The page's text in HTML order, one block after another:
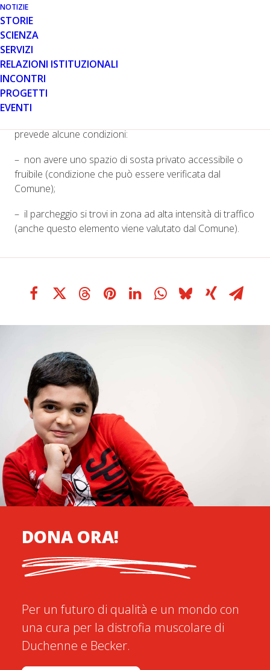
NOTIZIE
STORIE
SCIENZA
SERVIZI
RELAZIONI ISTITUZIONALI
INCONTRI
PROGETTI
EVENTI
l’interessato non ha disponibilità di uno spazio di sosta
privato accessibile, nonché fruibile, può essere concessa
nelle zone ad alta densità di traffico, dietro specifica
richiesta da parte del detentore del “contrassegno di
parcheggio per disabili”.”
Come si potrà notare la concessione del parcheggio
riservato (parcheggio ad personam) non è un diritto
prevede alcune condizioni:
– non avere uno spazio di sosta privato accessibile o
fruibile (condizione che può essere verificata dal
Comune);
– il parcheggio si trovi in zona ad alta intensità di traffico
(anche questo elemento viene valutato dal Comune).
DONA ORA!
Per un futuro di qualità e un mondo con
una cura per la distrofia muscolare di
Duchenne e Becker.